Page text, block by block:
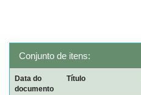
Conjunto de itens:
Data do
documento
Título